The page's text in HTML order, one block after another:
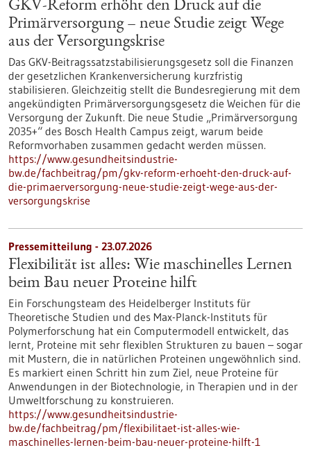
GKV-Reform erhöht den Druck auf die
Primärversorgung – neue Studie zeigt Wege
aus der Versorgungskrise
Das GKV-Beitragssatzstabilisierungsgesetz soll die Finanzen
der gesetzlichen Krankenversicherung kurzfristig
stabilisieren. Gleichzeitig stellt die Bundesregierung mit dem
angekündigten Primärversorgungsgesetz die Weichen für die
Versorgung der Zukunft. Die neue Studie „Primärversorgung
2035+“ des Bosch Health Campus zeigt, warum beide
Reformvorhaben zusammen gedacht werden müssen.
https://www.gesundheitsindustrie-
bw.de/fachbeitrag/pm/gkv-reform-erhoeht-den-druck-auf-
die-primaerversorgung-neue-studie-zeigt-wege-aus-der-
versorgungskrise
Pressemitteilung - 23.07.2026
Flexibilität ist alles: Wie maschinelles Lernen
beim Bau neuer Proteine hilft
Ein Forschungsteam des Heidelberger Instituts für
Theoretische Studien und des Max-Planck-Instituts für
Polymerforschung hat ein Computermodell entwickelt, das
lernt, Proteine mit sehr flexiblen Strukturen zu bauen – sogar
mit Mustern, die in natürlichen Proteinen ungewöhnlich sind.
Es markiert einen Schritt hin zum Ziel, neue Proteine für
Anwendungen in der Biotechnologie, in Therapien und in der
Umweltforschung zu konstruieren.
https://www.gesundheitsindustrie-
bw.de/fachbeitrag/pm/flexibilitaet-ist-alles-wie-
maschinelles-lernen-beim-bau-neuer-proteine-hilft-1